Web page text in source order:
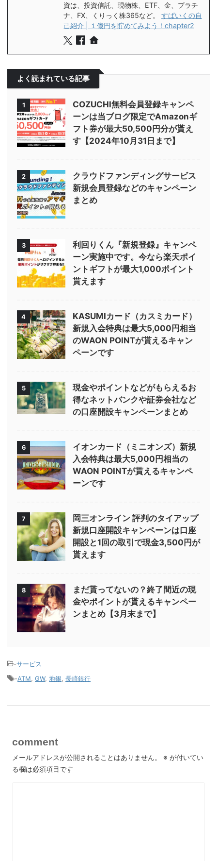
資は、投資信託、現物株、ETF、金、プラチ
ナ、FX、くりっく株365など。 すぱいくの自
己紹介 | １億円を貯めてみよう！chapter2
よく読まれている記事
1
COZUCHI無料会員登録キャンペ
ーンは当ブログ限定でAmazonギ
フト券が最大50,500円分が貰え
す【2024年10月31日まで】
2
クラウドファンディングサービス
新規会員登録などのキャンペーン
まとめ
3
利回りくん『新規登録』キャンペ
ーン実施中です。今なら楽天ポイ
ントギフトが最大1,000ポイント
貰えます
4
KASUMIカード（カスミカード）
新規入会特典は最大5,000円相当
のWAON POINTが貰えるキャン
ペーンです
5
現金やポイントなどがもらえるお
得なネットバンクや証券会社など
の口座開設キャンペーンまとめ
6
イオンカード（ミニオンズ）新規
入会特典は最大5,000円相当の
WAON POINTが貰えるキャンペ
ーンです
7
岡三オンライン 評判のタイアップ
新規口座開設キャンペーンは口座
開設と1回の取引で現金3,500円が
貰えます
8
まだ貰ってないの？終了間近の現
金やポイントが貰えるキャンペー
ンまとめ【3月末まで】
-サービス
-ATM GW, 地銀 長崎銀行
comment
メールアドレスが公開されることはありません。 ※ が付いてい
る欄は必須項目です